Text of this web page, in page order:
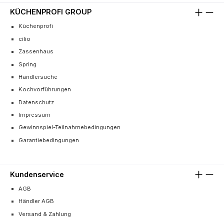
KÜCHENPROFI GROUP
Küchenprofi
cilio
Zassenhaus
Spring
Händlersuche
Kochvorführungen
Datenschutz
Impressum
Gewinnspiel-Teilnahmebedingungen
Garantiebedingungen
Kundenservice
AGB
Händler AGB
Versand & Zahlung